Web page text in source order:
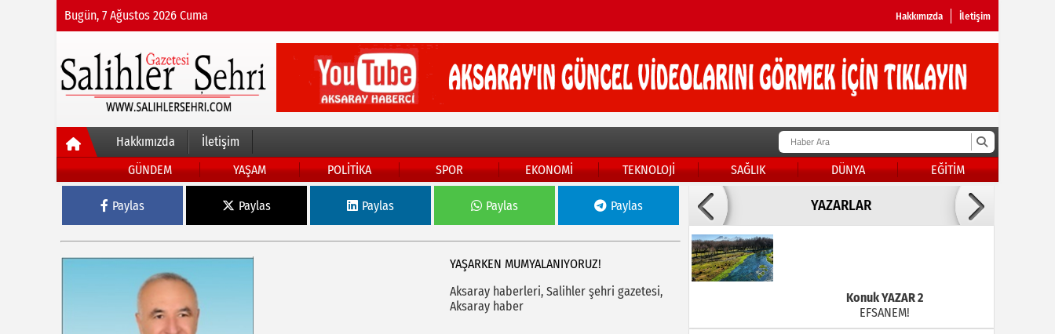
Bugün, 7 Ağustos 2026 Cuma Hakkımızda İletişim
Hakkımızda
İletişim
GÜNDEM
YAŞAM POLİTİKA SPOR EKONOMİ TEKNOLOJİ SAĞLIK DÜNYA EĞİTİM
Paylas Paylas Paylas Paylas Paylas
YAŞARKEN MUMYALANIYORUZ!
Aksaray haberleri, Salihler şehri gazetesi,
Aksaray haber
YAZARLAR
KADER DİYEMEZSİN SEN KENDİN ETTİN
Konuk YAZAR 2
EFSANEM!